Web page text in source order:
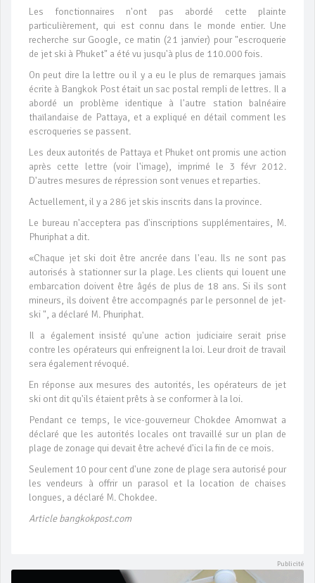
Les fonctionnaires n'ont pas abordé cette plainte
particulièrement, qui est connu dans le monde entier. Une
recherche sur Google, ce matin (21 janvier) pour "escroquerie
de jet ski à Phuket" a été vu jusqu'à plus de 110.000 fois.
On peut dire la lettre ou il y a eu le plus de remarques jamais
écrite à Bangkok Post était un sac postal rempli de lettres. Il a
abordé un problème identique à l'autre station balnéaire
thaïlandaise de Pattaya, et a expliqué en détail comment les
escroqueries se passent.
Les deux autorités de Pattaya et Phuket ont promis une action
après cette lettre (voir l'image), imprimé le 3 févr 2012.
D'autres mesures de répression sont venues et reparties.
Actuellement, il y a 286 jet skis inscrits dans la province.
Le bureau n'acceptera pas d'inscriptions supplémentaires, M.
Phuriphat a dit.
«Chaque jet ski doit être ancrée dans l'eau. Ils ne sont pas
autorisés à stationner sur la plage. Les clients qui louent une
embarcation doivent être âgés de plus de 18 ans. Si ils sont
mineurs, ils doivent être accompagnés par le personnel de jet-
ski ", a déclaré M. Phuriphat.
Il a également insisté qu'une action judiciaire serait prise
contre les opérateurs qui enfreignent la loi. Leur droit de travail
sera également révoqué.
En réponse aux mesures des autorités, les opérateurs de jet
ski ont dit qu'ils étaient prêts à se conformer à la loi.
Pendant ce temps, le vice-gouverneur Chokdee Amornwat a
déclaré que les autorités locales ont travaillé sur un plan de
plage de zonage qui devait être achevé d'ici la fin de ce mois.
Seulement 10 pour cent d'une zone de plage sera autorisé pour
les vendeurs à offrir un parasol et la location de chaises
longues, a déclaré M. Chokdee.
Article bangkokpost.com